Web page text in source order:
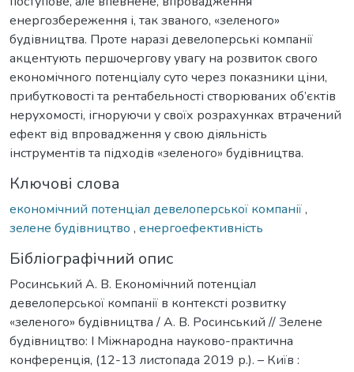
енергозбереження і, так званого, «зеленого»
будівництва. Проте наразі девелоперські компанії
акцентують першочергову увагу на розвиток свого
економічного потенціалу суто через показники ціни,
прибутковості та рентабельності створюваних об’єктів
нерухомості, ігноруючи у своїх розрахунках втрачений
ефект від впровадження у свою діяльність
інструментів та підходів «зеленого» будівництва.
Ключові слова
економічний потенціал девелоперської компанії,
зелене будівництво , енергоефективність
Бібліографічний опис
Росинський А. В. Економічний потенціал
девелоперської компанії в контексті розвитку
«зеленого» будівництва / А. В. Росинський // Зелене
будівництво: І Міжнародна науково-практична
конференція, (12-13 листопада 2019 р.). – Київ :